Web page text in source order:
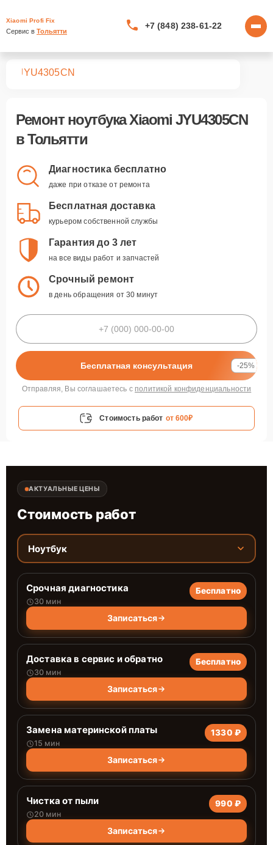
Xiaomi Profi Fix
Сервис в Тольятти
+7 (848) 238-61-22
JYU4305CN
Ремонт ноутбука Xiaomi JYU4305CN
в Тольятти
Диагностика бесплатно
даже при отказе от ремонта
Бесплатная доставка
курьером собственной службы
Гарантия до 3 лет
на все виды работ и запчастей
Срочный ремонт
в день обращения от 30 минут
Бесплатная консультация -25%
Отправляя, Вы соглашаетесь с политикой конфиденциальности
Стоимость работ от 600₽
АКТУАЛЬНЫЕ ЦЕНЫ
Стоимость работ
Ноутбук
Срочная диагностика
30 мин
Бесплатно
Записаться
Доставка в сервис и обратно
30 мин
Бесплатно
Записаться
Замена материнской платы
15 мин
1330 ₽
Записаться
Чистка от пыли
20 мин
990 ₽
Записаться